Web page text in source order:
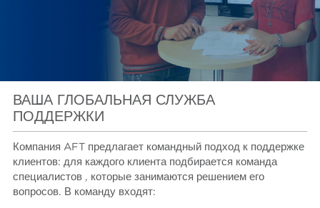
ВАША ГЛОБАЛЬНАЯ СЛУЖБА
ПОДДЕРЖКИ
Компания AFT предлагает командный подход к поддержке
клиентов: для каждого клиента подбирается команда
специалистов , которые занимаются решением его
вопросов. В команду входят: